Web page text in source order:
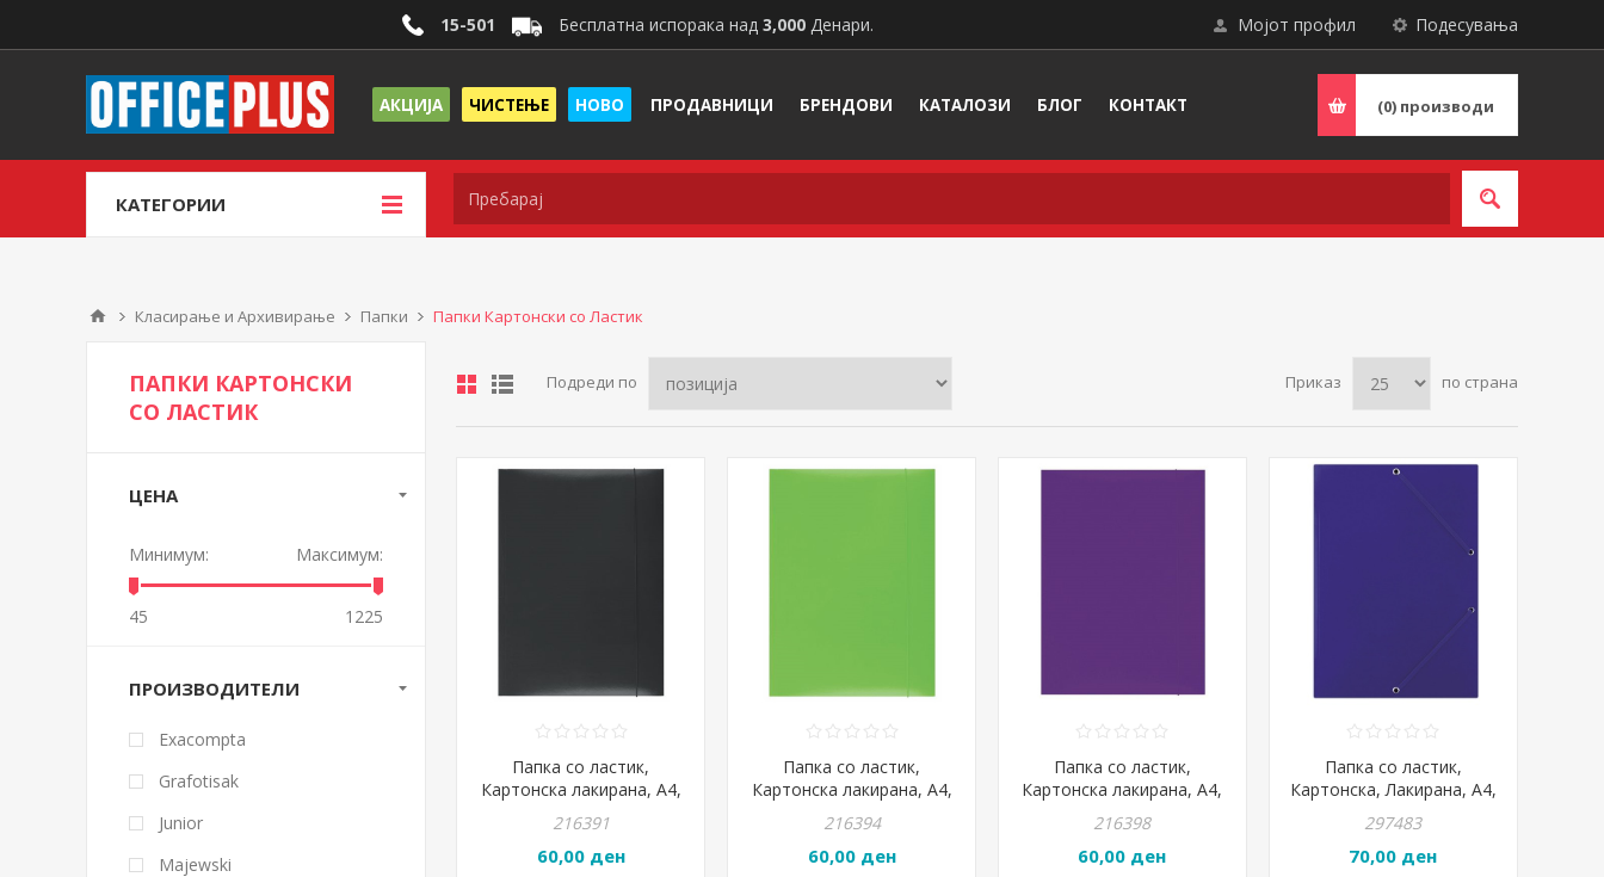
Подесувања
Мојот профил
15-501 Бесплатна испорака над 3,000 Денари.
АКЦИЈА ЧИСТЕЊЕ НОВО ПРОДАВНИЦИ БРЕНДОВИ КАТАЛОЗИ БЛОГ КОНТАКТ (0) производи
КАТЕГОРИИ
Класирање и Архивирање Папки Папки Картонски со Ластик
Подреди по Приказ по страна
Папка со ластик,
Картонска лакирана, А4,
300 гр., PBS, 21191131-05,
Црна
216391
60,00 ден
Папка со ластик,
Картонска лакирана, А4,
300 гр., PBS, 21191131-02,
КЛЕО, Зелена
216394
60,00 ден
Папка со ластик,
Картонска лакирана, А4,
300 гр., PBS, 21191131-09,
Виолетова
216398
60,00 ден
Папка со ластик,
Картонска, Лакирана, А4,
3 клапи,
PBS,Donau,FEP10G,23,2*32
Сина
297483
70,00 ден
ПАПКИ КАРТОНСКИ
СО ЛАСТИК
ЦЕНА
Минимум: Максимум:
45 1225
ПРОИЗВОДИТЕЛИ
Exacompta
Grafotisak
Junior
Majewski